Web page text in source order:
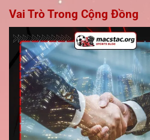
Vai Trò Trong Cộng Đồng